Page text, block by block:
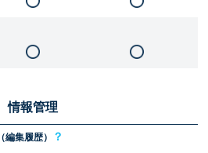
情報管理
編集履歴） ？